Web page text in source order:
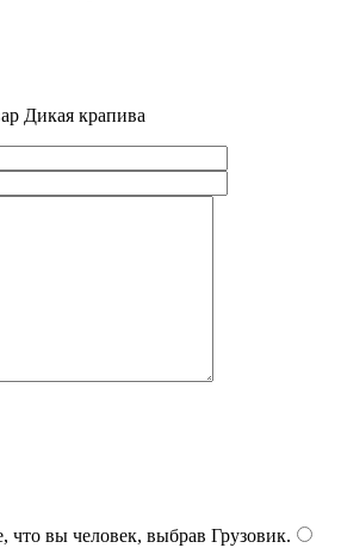
Дикая крапива
что вы человек, выбрав Грузовик.